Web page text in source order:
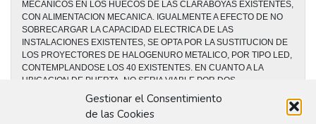
Gestionar el Consentimiento
de las Cookies
MECANICOS EN LOS HUECOS DE LAS CLARABOYAS EXISTENTES,
CON ALIMENTACION MECANICA. IGUALMENTE A EFECTO DE NO
SOBRECARGAR LA CAPACIDAD ELECTRICA DE LAS
INSTALACIONES EXISTENTES, SE OPTA POR LA SUSTITUCION DE
LOS PROYECTORES DE HALOGENURO METALICO, POR TIPO LED,
CONTEMPLANDOSE LOS 40 EXISTENTES. EN CUANTO A LA
UBICACION DE PUERTA, NO SERIA VIABLE POR DOS
CUESTIONES, LA PRIMERA POR LA PREVISION DE LA
INSTALACION DE UN ROCIDROMO EN LA FACHADA DONDE SE
PLANTEA LA UBICACION DE LA PUERTA, ADEMAS DE ROMPERSE